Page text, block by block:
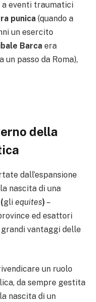
eventi traumatici
punica (quando a
un esercito
Barca era
un passo da Roma),
della
dall’espansione
nascita di una
gli equites) –
ed esattori
vantaggi delle
un ruolo
da sempre gestita
nascita di un